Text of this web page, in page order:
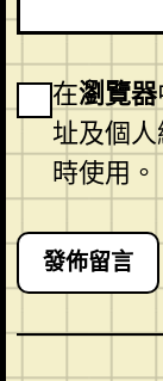
在瀏覽器
址及個
時使用。